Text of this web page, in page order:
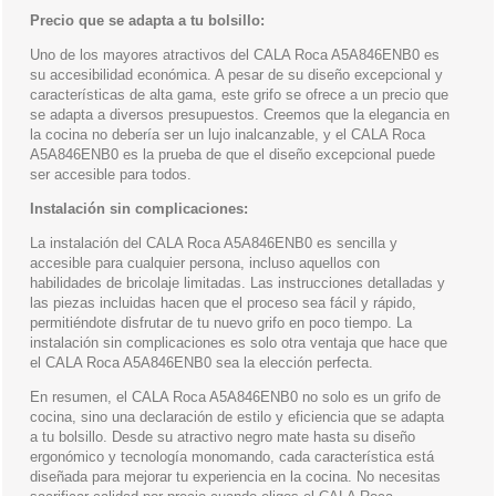
Precio que se adapta a tu bolsillo:
Uno de los mayores atractivos del CALA Roca A5A846ENB0 es
su accesibilidad económica. A pesar de su diseño excepcional y
características de alta gama, este grifo se ofrece a un precio que
se adapta a diversos presupuestos. Creemos que la elegancia en
la cocina no debería ser un lujo inalcanzable, y el CALA Roca
A5A846ENB0 es la prueba de que el diseño excepcional puede
ser accesible para todos.
Instalación sin complicaciones:
La instalación del CALA Roca A5A846ENB0 es sencilla y
accesible para cualquier persona, incluso aquellos con
habilidades de bricolaje limitadas. Las instrucciones detalladas y
las piezas incluidas hacen que el proceso sea fácil y rápido,
permitiéndote disfrutar de tu nuevo grifo en poco tiempo. La
instalación sin complicaciones es solo otra ventaja que hace que
el CALA Roca A5A846ENB0 sea la elección perfecta.
En resumen, el CALA Roca A5A846ENB0 no solo es un grifo de
cocina, sino una declaración de estilo y eficiencia que se adapta
a tu bolsillo. Desde su atractivo negro mate hasta su diseño
ergonómico y tecnología monomando, cada característica está
diseñada para mejorar tu experiencia en la cocina. No necesitas